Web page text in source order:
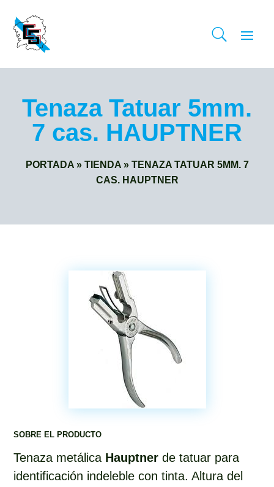
Tenaza Tatuar 5mm.
7 cas. HAUPTNER
PORTADA» TIENDA» TENAZA TATUAR 5MM. 7
CAS. HAUPTNER
SOBRE EL PRODUCTO
Tenaza metálica Hauptner de tatuar para
identificación indeleble con tinta. Altura del